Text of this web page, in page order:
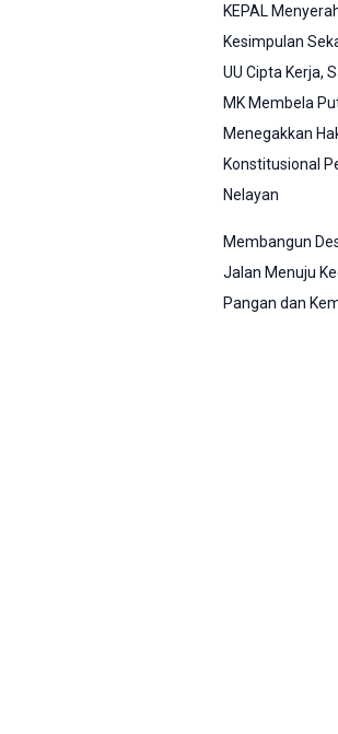
KEPAL
Kesimpulan
UU Cipta Kerja,
MK Membela
Menegakkan
Konstitusional
Nelayan
Membangun
Jalan Menuju
Pangan dan